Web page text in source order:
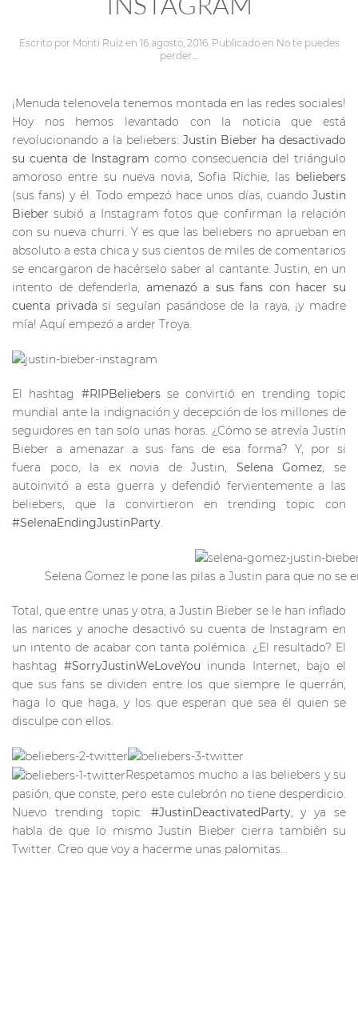
Escrito por Monti Ruizen 16 agosto, 2016. Publicado en No te puedes
perder....
¡Menuda telenovela tenemos montada en las redes sociales!
Hoy nos hemos levantado con la noticia que está
revolucionando a la beliebers: Justin Bieber ha desactivado
su cuenta de Instagram como consecuencia del triángulo
amoroso entre su nueva novia, Sofia Richie, las beliebers
(sus fans) y él. Todo empezó hace unos días, cuando Justin
Bieber subió a Instagram fotos que confirman la relación
con su nueva churri. Y es que las beliebers no aprueban en
absoluto a esta chica y sus cientos de miles de comentarios
se encargaron de hacérselo saber al cantante. Justin, en un
intento de defenderla, amenazó a sus fans con hacer su
cuenta privada si seguían pasándose de la raya, ¡y madre
mía! Aquí empezó a arder Troya.
El hashtag #RIPBeliebersse convirtió en trending topic
mundial ante la indignación y decepción de los millones de
seguidores en tan solo unas horas. ¿Cómo se atrevía Justin
Bieber a amenazar a sus fans de esa forma? Y, por si
fuera poco, la ex novia de Justin, Selena Gomez, se
autoinvitó a esta guerra y defendió fervientemente a las
beliebers, que la convirtieron en trending topic con
#SelenaEndingJustinParty.
Selena Gomez le pone las pilas a Justin para que no se
Total, que entre unas y otra, a Justin Bieber se le han inflado
las narices y anoche desactivó su cuenta de Instagram en
un intento de acabar con tanta polémica. ¿El resultado? El
hashtag#SorryJustinWeLoveYou inunda Internet, bajo el
que sus fans se dividen entre los que siempre le querrán,
haga lo que haga, y los que esperan que sea él quien se
disculpe con ellos.
Respetamos mucho a las beliebers y su
pasión, que conste, pero este culebrón no tiene desperdicio.
Nuevo trending topic: #JustinDeactivatedParty, y ya se
habla de que lo mismo Justin Bieber cierra también su
Twitter. Creo que voy a hacerme unas palomitas…